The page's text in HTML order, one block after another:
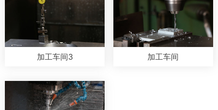
加工车间3 加工车间